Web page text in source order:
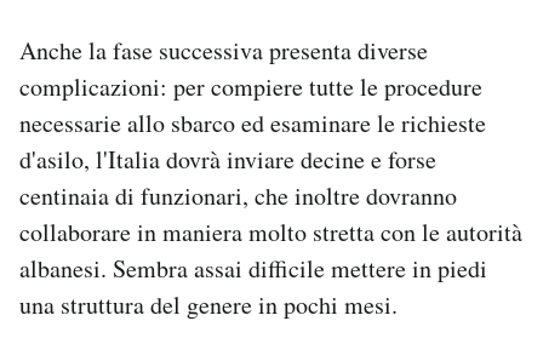
Anche la fase successiva presenta diverse
complicazioni: per compiere tutte le procedure
necessarie allo sbarco ed esaminare le richieste
d'asilo, l'Italia dovrà inviare decine e forse
centinaia di funzionari, che inoltre dovranno
collaborare in maniera molto stretta con le autorità
albanesi. Sembra assai difficile mettere in piedi
una struttura del genere in pochi mesi.